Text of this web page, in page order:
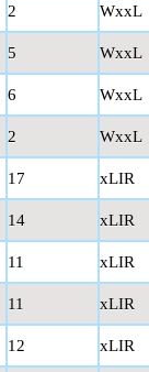
2 WxxL
5 WxxL
6 WxxL
2 WxxL
17 xLIR
14 xLIR
11 xLIR
11 xLIR
12 xLIR